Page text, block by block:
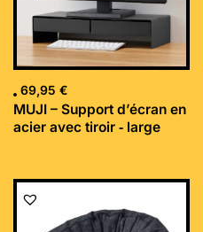
69,95 €
MUJI – Support d’écran en
acier avec tiroir ‐ large